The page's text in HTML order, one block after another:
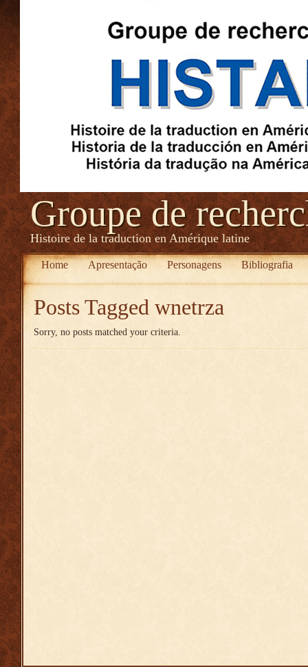
Groupe de
Histoire de la traduction en Amérique latine
Home Apresentação Personagens Bibliografia
Posts Tagged wnetrza
Sorry, no posts matched your criteria.